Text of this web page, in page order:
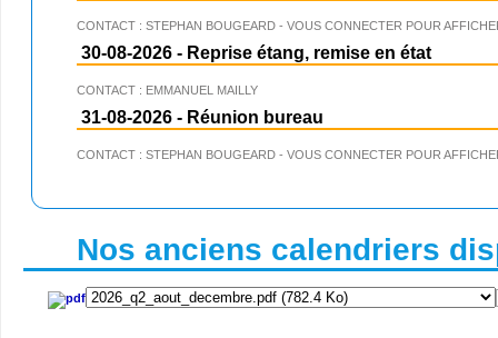
CONTACT : STEPHAN BOUGEARD - VOUS CONNECTER POUR
30-08-2026 - Reprise étang, remise en état
CONTACT : EMMANUEL MAILLY
31-08-2026 - Réunion bureau
CONTACT : STEPHAN BOUGEARD - VOUS CONNECTER POUR
Nos anciens calendriers